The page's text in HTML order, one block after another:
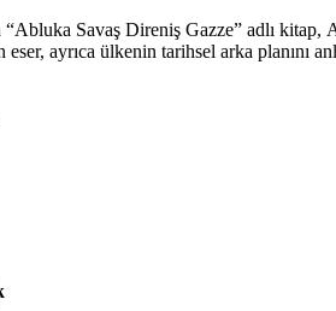
Savaş Direniş Gazze” adlı
eser, ayrıca ülkenin tarihsel arka